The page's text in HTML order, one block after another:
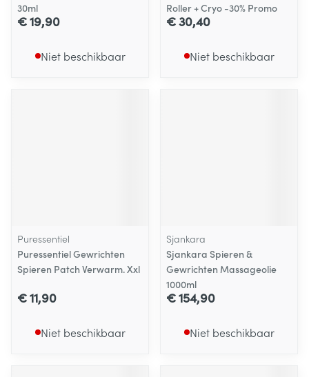
30ml
€ 19,90
Niet beschikbaar
Roller + Cryo -30% Promo
€ 30,40
Niet beschikbaar
Puressentiel
Puressentiel Gewrichten
Spieren Patch Verwarm. Xxl
€ 11,90
Niet beschikbaar
Sjankara
Sjankara Spieren &
Gewrichten Massageolie
1000ml
€ 154,90
Niet beschikbaar